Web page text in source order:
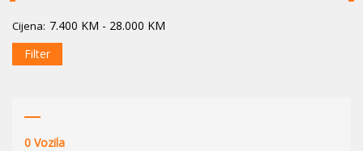
Cijena: 7.400 KM - 28.000 KM
Filter
0 Vozila